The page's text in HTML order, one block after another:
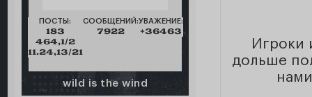
ПОСТЫ:
183
464,1/2
11.24,13/21
СООБЩЕНИЙ:
7922
УВАЖЕНИЕ:
+36463
wild is the wind
Игроки
дольше